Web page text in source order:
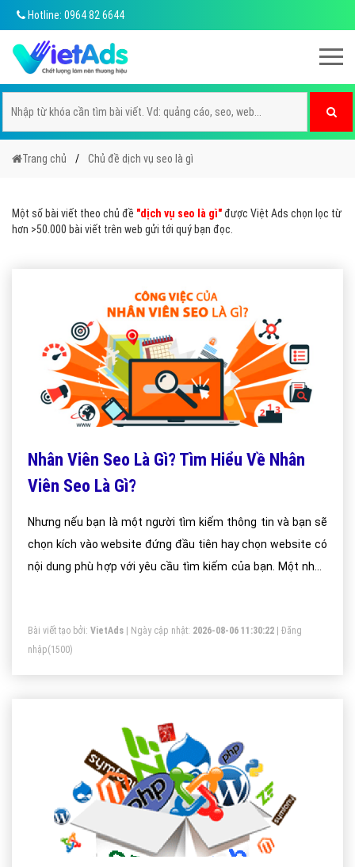
Hotline: 0964 82 6644
Trang chủ Chủ đề dịch vụ seo là gì
Một số bài viết theo chủ đề "dịch vụ seo là gì"được Việt Ads chọn lọc từ
hơn >50.000 bài viết trên web gửi tới quý bạn đọc.
Nhân Viên Seo Là Gì? Tìm Hiểu Về Nhân
Viên Seo Là Gì?
Nhưng nếu bạn là một người tìm kiếm thông tin và bạn sẽ
chọn kích vào website đứng đầu tiên hay chọn website có
nội dung phù hợp với yêu cầu tìm kiếm của bạn. Một nhân
Bài viết tạo bởi: VietAds | Ngày cập nhật: 2026-08-06 11:30:22
Đăng
nhập(1500)